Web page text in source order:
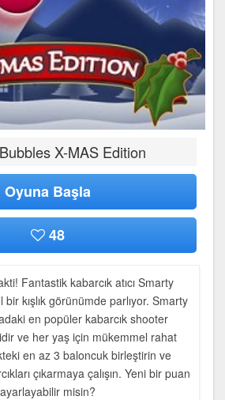
X-MAS Edition
Oyuna Başla
48
Fantastik kabarcık atıcı Smarty
bir kışlık görünümde parlıyor. Smarty
en popüler kabarcık shooter
ve her yaş için mükemmel rahat
en az 3 baloncuk birleştirin ve
çıkarmaya çalışın. Yeni bir puan
ayarlayabilir misin?